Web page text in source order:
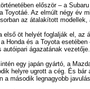
először – a
Toyotáé. Az elmúlt négy év
az átalakított
első öt helyét foglalják el, az
Honda és a Toyota
autóipari ágazatának vezetője.
egy japán gyártó, a
helyre ugrott a cég. És
a második legnagyobb